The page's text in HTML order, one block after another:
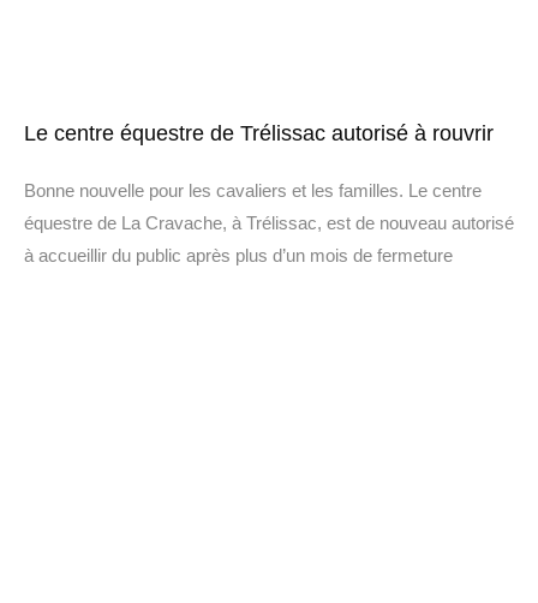
Le centre équestre de Trélissac autorisé à rouvrir
Bonne nouvelle pour les cavaliers et les familles. Le centre
équestre de La Cravache, à Trélissac, est de nouveau autorisé
à accueillir du public après plus d’un mois de fermeture